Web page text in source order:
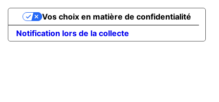
Notification lors de la collecte
Vos choix en matière de confidentialité